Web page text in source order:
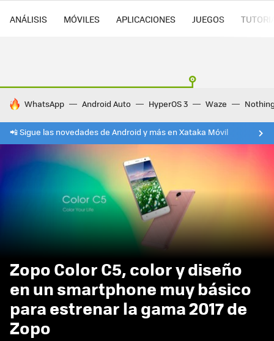
ANÁLISIS MÓVILES APLICACIONES JUEGOS
HOY SE HABLA DE
WhatsApp Android Auto HyperOS 3 Waze
📲 Sigue las novedades de Android y más en Xataka Móvil
Zopo Color C5, color y diseño
en un smartphone muy básico
para estrenar la gama 2017 de
Zopo